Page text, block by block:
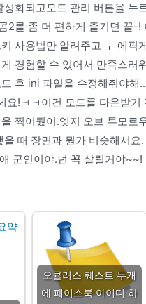
화되고모드 관리 버튼을 누
2를 좀 더 편하게 즐기면 끝-
사용법만 알려주고 ㅜ 에픽
경험할 수 있어서 만족스러
후 ini 파일을 수정해줘야해
요!ㅋㅋ이건 모드를 다운받
찍어뒀어.엣지 오브 투모로
때 장면과 뭔가 비슷해서
군인이야.넌 꼭 살릴거야~~!
오큘러스 퀘스트 두개
에 페이스북 아이디 하